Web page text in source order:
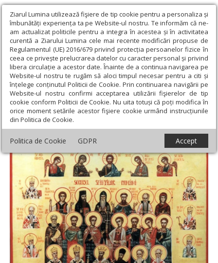
Ziarul Lumina utilizează fişiere de tip cookie pentru a personaliza și
îmbunătăți experiența ta pe Website-ul nostru. Te informăm că ne-
am actualizat politicile pentru a integra în acestea și în activitatea
curentă a Ziarului Lumina cele mai recente modificări propuse de
Regulamentul (UE) 2016/679 privind protecția persoanelor fizice în
ceea ce privește prelucrarea datelor cu caracter personal și privind
libera circulație a acestor date. Înainte de a continua navigarea pe
Website-ul nostru te rugăm să aloci timpul necesar pentru a citi și
înțelege conținutul Politicii de Cookie. Prin continuarea navigării pe
Website-ul nostru confirmi acceptarea utilizării fişierelor de tip
cookie conform Politicii de Cookie. Nu uita totuși că poți modifica în
orice moment setările acestor fişiere cookie urmând instrucțiunile
din Politica de Cookie.
Politica de Cookie GDPR Accept
Ziarul Lumina › Teologie și spiritualitate ›
Evanghelia de
Duminică › Chemarea celor dintâi Apostoli și rodirea sfințeniei în
neamul românesc
Chemarea celor dintâi Apostoli și rodirea
sfințeniei în neamul românesc